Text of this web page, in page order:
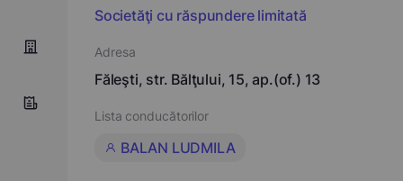
Societăţi cu răspundere limitată
Adresa
Făleşti, str. Bălţului, 15, ap.(of.) 13
Lista conducătorilor
BALAN LUDMILA